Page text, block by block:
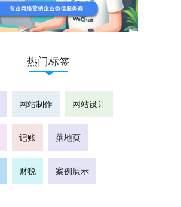
热门标签
网站制作 网站设计
记账 落地页
财税 案例展示